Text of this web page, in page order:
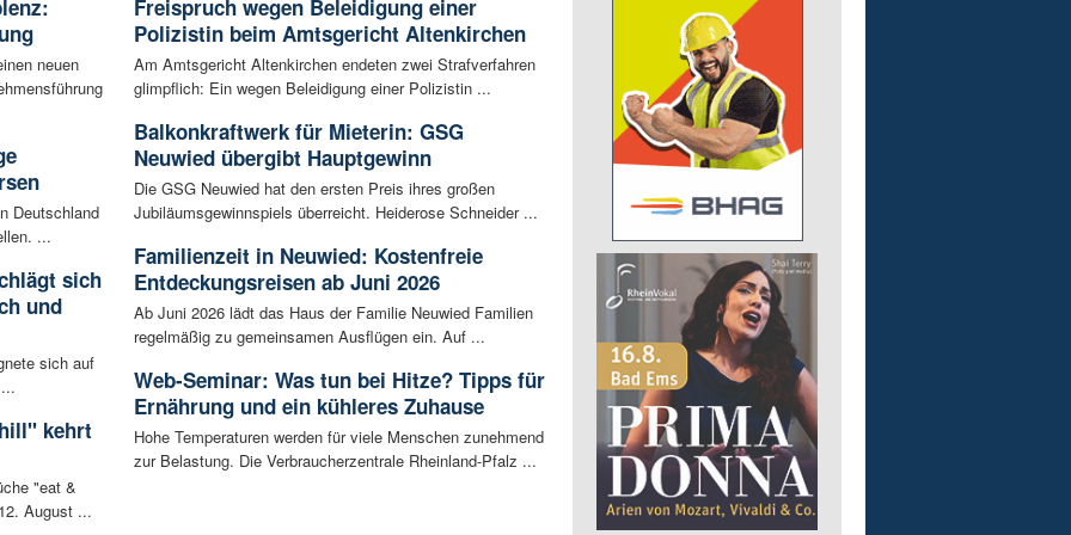
neuen
Deutschland
...
sich
und
sich auf
kehrt
"eat &
August ...
Freispruch wegen Beleidigung einer
Polizistin beim Amtsgericht Altenkirchen
Am Amtsgericht Altenkirchen endeten zwei Strafverfahren
glimpflich: Ein wegen Beleidigung einer Polizistin ...
Balkonkraftwerk für Mieterin: GSG
Neuwied übergibt Hauptgewinn
Die GSG Neuwied hat den ersten Preis ihres großen
Jubiläumsgewinnspiels überreicht. Heiderose Schneider ...
Familienzeit in Neuwied: Kostenfreie
Entdeckungsreisen ab Juni 2026
Ab Juni 2026 lädt das Haus der Familie Neuwied Familien
regelmäßig zu gemeinsamen Ausflügen ein. Auf ...
Web-Seminar: Was tun bei Hitze? Tipps für
Ernährung und ein kühleres Zuhause
Hohe Temperaturen werden für viele Menschen zunehmend
zur Belastung. Die Verbraucherzentrale Rheinland-Pfalz ...